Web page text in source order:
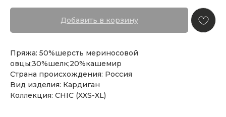
Добавить в корзину
Пряжа: 50%шерсть мериносовой
овцы;30%шелк;20%кашемир
Страна происхождения: Россия
Вид изделия: Кардиган
Коллекция: CHIC (XXS-XL)